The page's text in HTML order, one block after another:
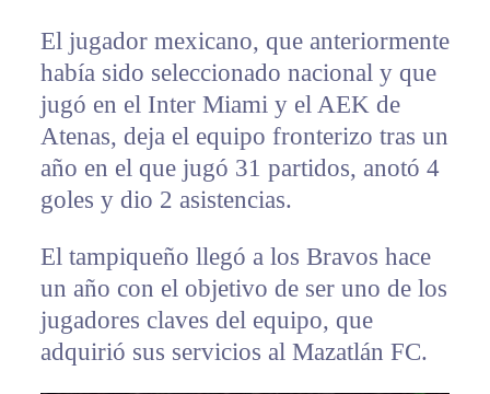
El jugador mexicano, que anteriormente
había sido seleccionado nacional y que
jugó en el Inter Miami y el AEK de
Atenas, deja el equipo fronterizo tras un
año en el que jugó 31 partidos, anotó 4
goles y dio 2 asistencias.
El tampiqueño llegó a los Bravos hace
un año con el objetivo de ser uno de los
jugadores claves del equipo, que
adquirió sus servicios al Mazatlán FC.